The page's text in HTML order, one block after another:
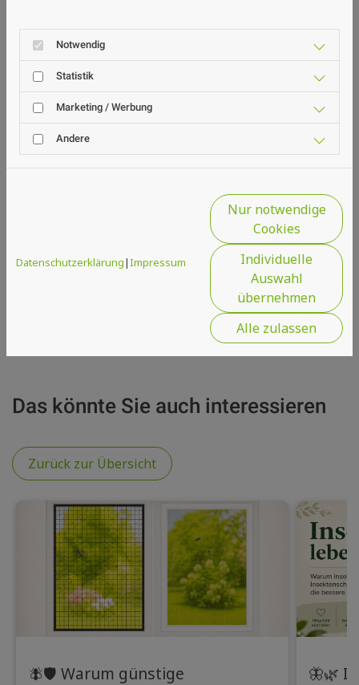
Sollte dir aktuell kein Betrieb
angezeigt werden, bedeutet das, dass
in deiner Umgebung noch keine
Partner aus unserem Netzwerk
verfügbar sind. Da wir unser Netzwerk
ständig erweitern, lohnt es sich,
regelmäßig vorbeizuschauen.
Das könnte Sie auch interessieren
Zurück zur Übersicht
🪰🛡️ Warum günstige
🦋🌿
Notwendig
Statistik
Marketing / Werbung
Andere
Datenschutzerklärung|Impressum
Nur notwendige
Cookies
Individuelle
Auswahl
übernehmen
Alle zulassen